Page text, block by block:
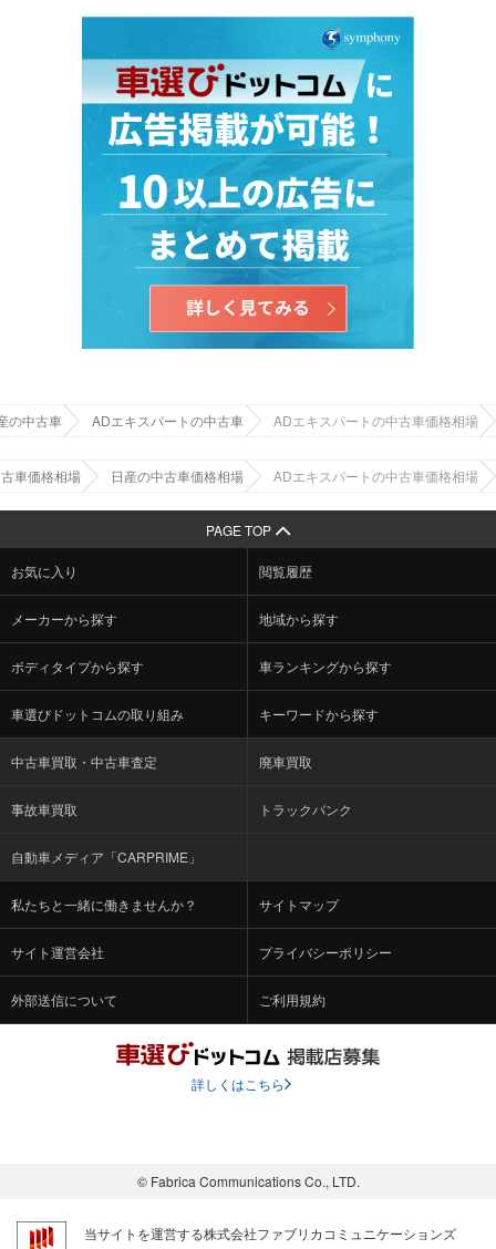
の中古車 ADエキスパートの中古車 ADエキスパートの中古車価格相場
車価格相場 日産の中古車価格相場 ADエキスパートの中古車価格相場
PAGE TOP
お気に入り 閲覧履歴
メーカーから探す 地域から探す
ボディタイプから探す 車ランキングから探す
車選びドットコムの取り組み キーワードから探す
中古車買取・中古車査定 廃車買取
事故車買取 トラックバンク
自動車メディア「CARPRIME」
私たちと一緒に働きませんか？ サイトマップ
サイト運営会社 プライバシーポリシー
外部送信について ご利用規約
詳しくはこちら
© Fabrica Communications Co., LTD.
当サイトを運営する株式会社ファブリカコミュニケーションズ